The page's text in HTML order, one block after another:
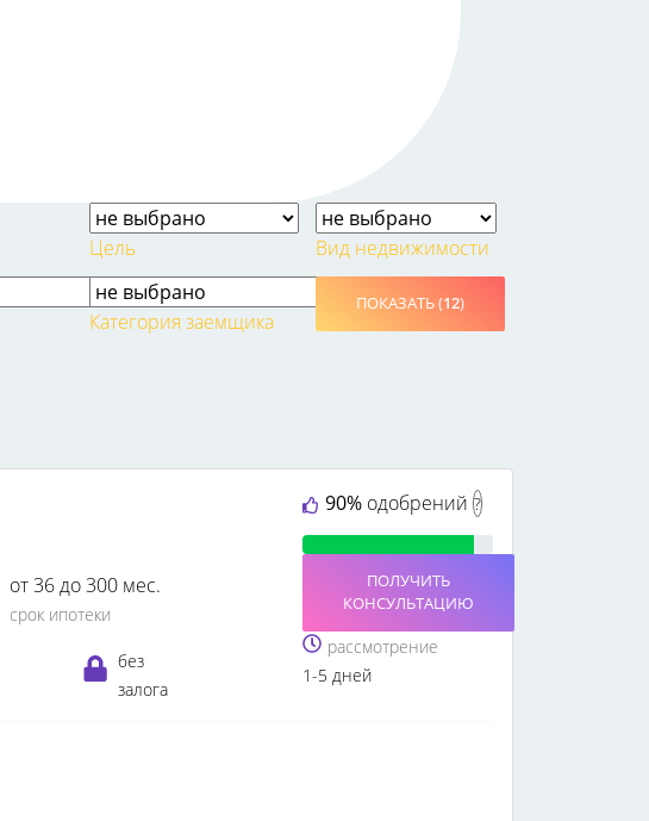
Цель Вид недвижимости
Категория заемщика
ПОКАЗАТЬ (12)
от 36 до 300 мес.
срок ипотеки
без
залога
90%одобрений ?
ПОЛУЧИТЬ
КОНСУЛЬТАЦИЮ
рассмотрение
1-5 дней